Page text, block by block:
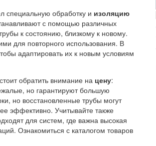
специальную обработку и изоляцию
с помощью различных
к состоянию, близкому к новому.
для повторного использования. В
адаптировать их к новым условиям
обратить внимание на цену:
но гарантируют большую
но восстановленные трубы могут
эффективно. Учитывайте также
для систем, где важна высокая
Ознакомиться с каталогом товаров